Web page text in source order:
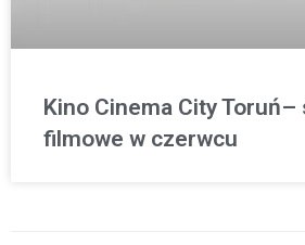
Kino Cinema City Toruń–
filmowe w czerwcu